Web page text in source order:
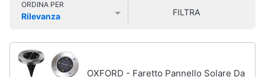
Videogiochi
Audio
e
Mountain
bike
elettrica
Sci
ORDINA PER
Rilevanza
FILTRA
OXFORD - Faretto Pannello Solare Da